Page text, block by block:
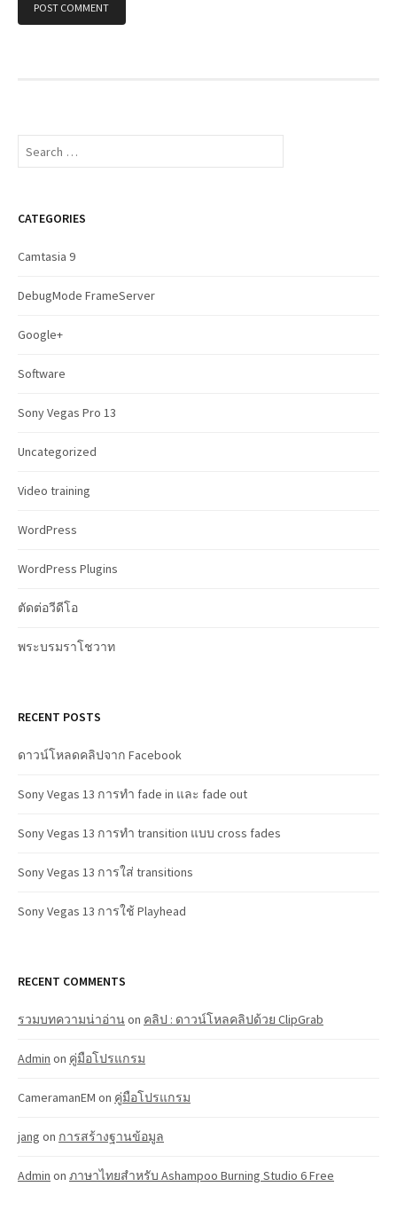
S
c
f
r
CATEGORIES
Camtasia 9
DebugMode FrameServer
Google+
Software
Sony Vegas Pro 13
Uncategorized
Video training
WordPress
WordPress Plugins
ตัดต่อวีดีโอ
พระบรมราโชวาท
RECENT POSTS
ดาวน์โหลดคลิปจาก Facebook
Sony Vegas 13 การทำ fade in และ fade out
Sony Vegas 13 การทำ transition แบบ cross fades
Sony Vegas 13 การใส่ transitions
Sony Vegas 13 การใช้ Playhead
RECENT COMMENTS
รวมบทความน่าอ่านon คลิป : ดาวน์โหลคลิปด้วย ClipGrab
Admin on คู่มือโปรแกรม
CameramanEM on คู่มือโปรแกรม
jang on การสร้างฐานข้อมูล
Admin on ภาษาไทยสำหรับ Ashampoo Burning Studio 6 Free